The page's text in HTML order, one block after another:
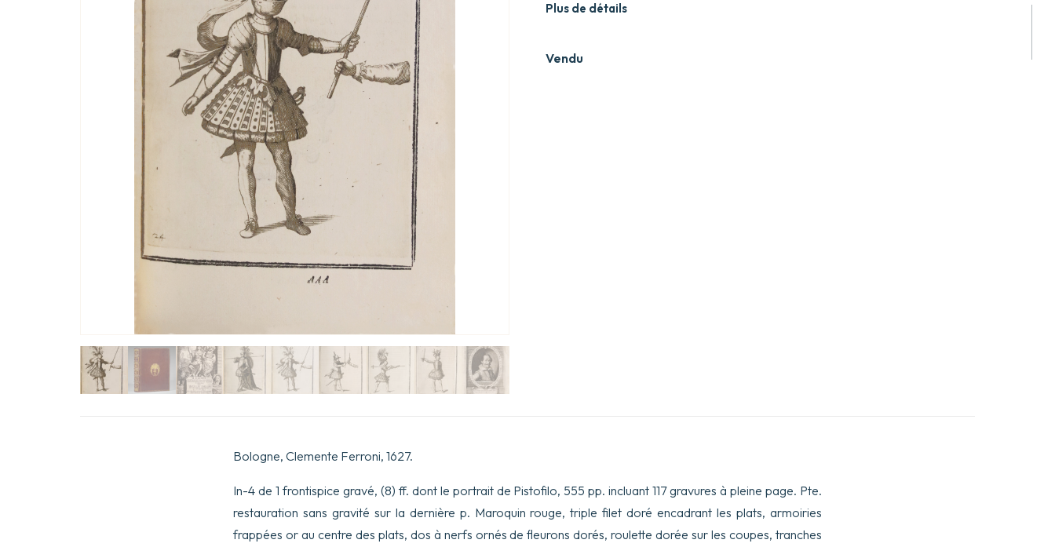
Vendu
Plus de détails
Bologne, Clemente Ferroni, 1627.
In-4 de 1 frontispice gravé, (8) ff. dont le portrait de Pistofilo, 555 pp. incluant 117 gravures à pleine page. Pte.
restauration sans gravité sur la dernière p. Maroquin rouge, triple filet doré encadrant les plats, armoiries
frappées or au centre des plats, dos à nerfs ornés de fleurons dorés, roulette dorée sur les coupes, tranches